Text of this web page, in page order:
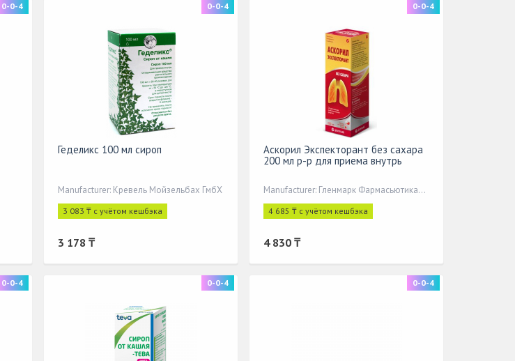
0-0-4 0-0-4
Геделикс 100 мл сироп
Manufacturer: Кревель Мойзельбах ГмбХ
3 083 ₸ с учётом кешбэка
3 178 ₸
0-0-4
Аскорил Экспекторант без сахара
200 мл р-р для приема внутрь
Manufacturer: Гленмарк Фармасьютикалз Лтд
4 685 ₸ с учётом кешбэка
4 830 ₸
0-0-4 0-0-4 0-0-4